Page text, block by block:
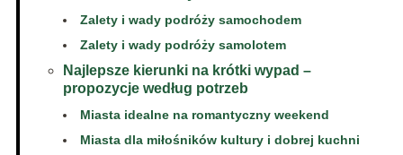
Zalety i wady podróży samochodem
Zalety i wady podróży samolotem
Najlepsze kierunki na krótki wypad –
propozycje według potrzeb
Miasta idealne na romantyczny weekend
Miasta dla miłośników kultury i dobrej kuchni